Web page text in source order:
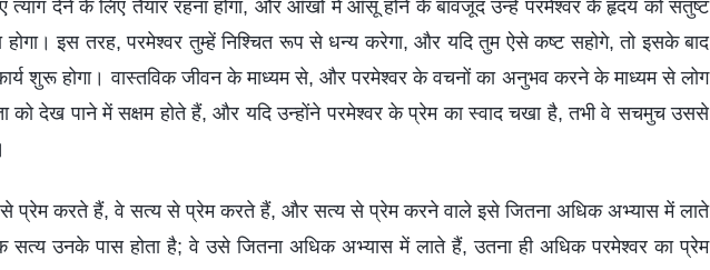
त्याग देने के लिए तैयार रहना होगा, और आँखों में आँसू होने के बावजूद उन्हें परमेश्वर के हृदय को संतुष्ट
होगा। इस तरह, परमेश्वर तुम्हें निश्चित रूप से धन्य करेगा, और यदि तुम ऐसे कष्ट सहोगे, तो इसके बाद
शुरू होगा। वास्तविक जीवन के माध्यम से, और परमेश्वर के वचनों का अनुभव करने के माध्यम से लोग
को देख पाने में सक्षम होते हैं, और यदि उन्होंने परमेश्वर के प्रेम का स्वाद चखा है, तभी वे सचमुच उससे
से प्रेम करते हैं, वे सत्य से प्रेम करते हैं, और सत्य से प्रेम करने वाले इसे जितना अधिक अभ्यास में लाते
सत्य उनके पास होता है; वे उसे जितना अधिक अभ्यास में लाते हैं, उतना ही अधिक परमेश्वर का प्रेम